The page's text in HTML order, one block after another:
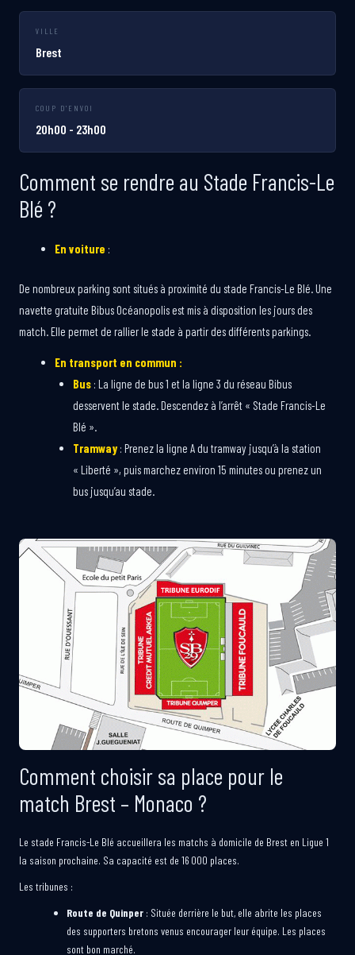
VILLE
Brest
COUP D'ENVOI
20h00 - 23h00
Comment se rendre au Stade Francis-Le
Blé ?
En voiture :
De nombreux parking sont situés à proximité du stade Francis-Le Blé. Une
navette gratuite Bibus Océanopolis est mis à disposition les jours des
match. Elle permet de rallier le stade à partir des différents parkings.
En transport en commun :
Bus: La ligne de bus 1 et la ligne 3 du réseau Bibus
desservent le stade. Descendez à l’arrêt « Stade Francis-Le
Blé ».
Tramway: Prenez la ligne A du tramway jusqu’à la station
« Liberté », puis marchez environ 15 minutes ou prenez un
bus jusqu’au stade.
Comment choisir sa place pour le
match Brest – Monaco ?
Le stade Francis-Le Blé accueillera les matchs à domicile de Brest en Ligue 1
la saison prochaine. Sa capacité est de 16 000 places.
Les tribunes :
Route de Quinper : Située derrière le but, elle abrite les places
des supporters bretons venus encourager leur équipe. Les places
sont bon marché.